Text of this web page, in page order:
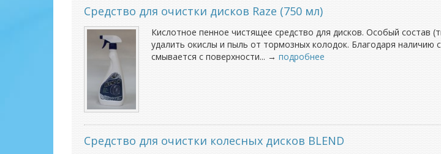
Средство для очистки дисков Raze (750 мл)
Кислотное пенное чистящее средство для дисков. Особый
удалить окислы и пыль от тормозных колодок. Благодаря наличию
смывается с поверхности... → подробнее
Средство для очистки колесных дисков BLEND